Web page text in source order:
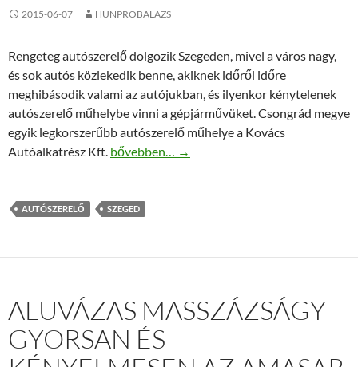
2015-06-07 HUNPROBALAZS
Rengeteg autószerelő dolgozik Szegeden, mivel a város nagy,
és sok autós közlekedik benne, akiknek időről időre
meghibásodik valami az autójukban, és ilyenkor kénytelenek
autószerelő műhelybe vinni a gépjárművüket. Csongrád megye
egyik legkorszerűbb autószerelő műhelye a Kovács
Autóalkatrész Kft. Szeged legjobb autószerelői a Kovács
bővebben… →
AUTÓSZERELŐ SZEGED
ALUVÁZAS MASSZÁZSÁGY
GYORSAN ÉS